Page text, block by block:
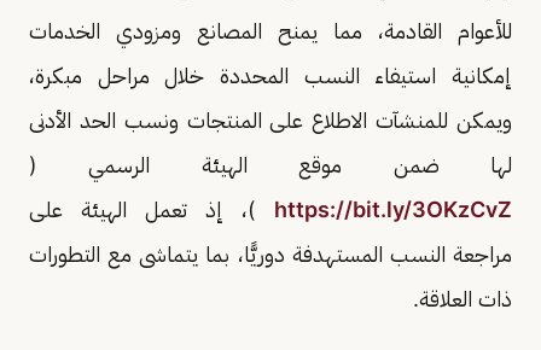
للأعوام القادمة، مما يمنح المصانع ومزودي الخدمات
إمكانية استيفاء النسب المحددة خلال مراحل مبكرة،
ويمكن للمنشآت الاطلاع على المنتجات ونسب الحد الأدنى
لها ضمن موقع الهيئة الرسمي (
https://bit.ly/3OKzCvZ )، إذ تعمل الهيئة على
مراجعة النسب المستهدفة دوريًّا، بما يتماشى مع التطورات
ذات العلاقة.